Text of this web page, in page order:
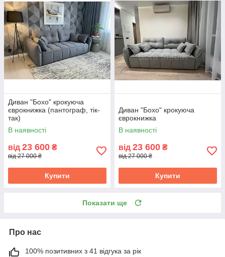
Диван "Бохо" крокуюча
єврокнижка (пантограф, тік-
так)
В наявності
від 23 600 ₴
від 27 000 ₴
Купити
Диван "Бохо" крокуюча
єврокнижка
В наявності
від 23 600 ₴
від 27 000 ₴
Купити
Показати ще
Про нас
100% позитивних з 41 відгука за рік